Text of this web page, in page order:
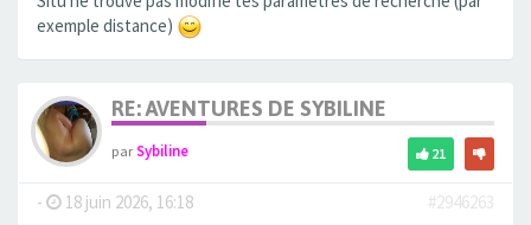
exemple distance)
RE: AVENTURES DE SYBILINE
parSybiline 21
- 18 juin 2026, 16:18
#2946263